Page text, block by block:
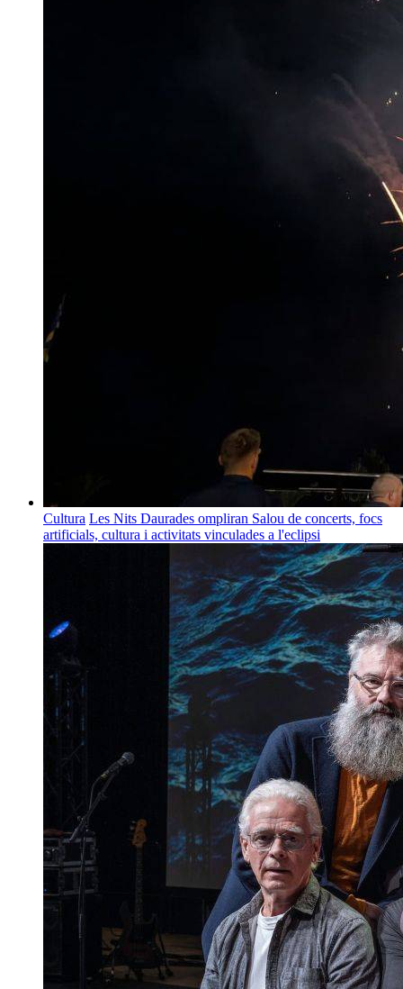
Cultura Les Nits Daurades ompliran Salou de concerts, focs
artificials, cultura i activitats vinculades a l'eclipsi